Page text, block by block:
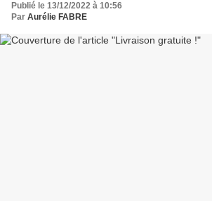
Publié le 13/12/2022 à 10:56
Par Aurélie FABRE